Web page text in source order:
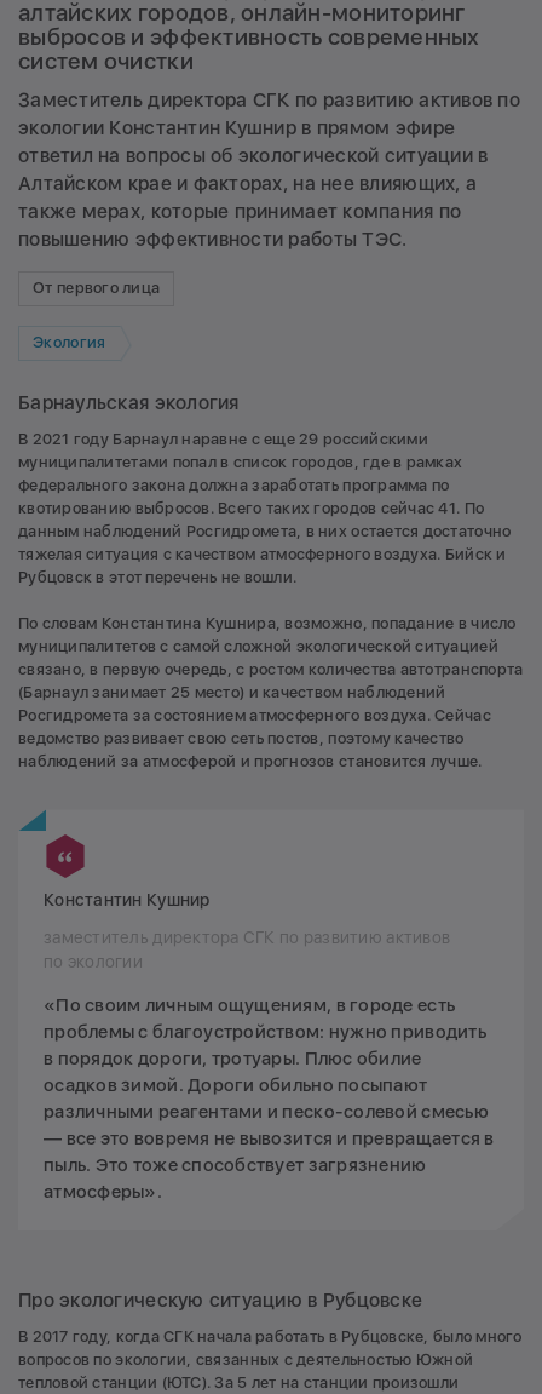
алтайских городов, онлайн-мониторинг
выбросов и эффективность современных
систем очистки
Заместитель директора СГК по развитию активов по
экологии Константин Кушнир в прямом эфире
ответил на вопросы об экологической ситуации в
Алтайском крае и факторах, на нее влияющих, а
также мерах, которые принимает компания по
повышению эффективности работы ТЭС.
От первого лица
Экология
Барнаульская экология
В 2021 году Барнаул наравне с еще 29 российскими
муниципалитетами попал в список городов, где в рамках
федерального закона должна заработать программа по
квотированию выбросов. Всего таких городов сейчас 41. По
данным наблюдений Росгидромета, в них остается достаточно
тяжелая ситуация с качеством атмосферного воздуха. Бийск и
Рубцовск в этот перечень не вошли.
По словам Константина Кушнира, возможно, попадание в число
муниципалитетов с самой сложной экологической ситуацией
связано, в первую очередь, с ростом количества автотранспорта
(Барнаул занимает 25 место) и качеством наблюдений
Росгидромета за состоянием атмосферного воздуха. Сейчас
ведомство развивает свою сеть постов, поэтому качество
наблюдений за атмосферой и прогнозов становится лучше.
Константин Кушнир
заместитель директора СГК по развитию активов
по экологии
«По своим личным ощущениям, в городе есть
проблемы с благоустройством: нужно приводить
в порядок дороги, тротуары. Плюс обилие
осадков зимой. Дороги обильно посыпают
различными реагентами и песко-солевой смесью
— все это вовремя не вывозится и превращается в
пыль. Это тоже способствует загрязнению
атмосферы».
Про экологическую ситуацию в Рубцовске
В 2017 году, когда СГК начала работать в Рубцовске, было много
вопросов по экологии, связанных с деятельностью Южной
тепловой станции (ЮТС). За 5 лет на станции произошли